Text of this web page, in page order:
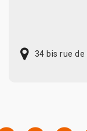
34 bis rue